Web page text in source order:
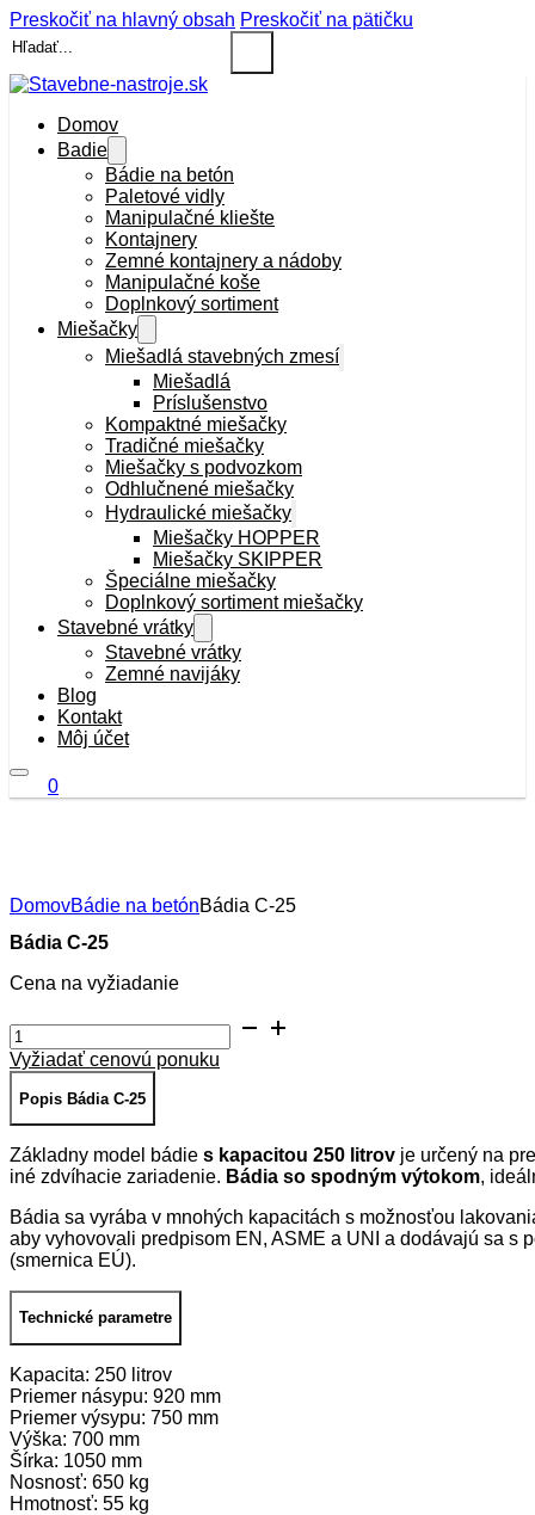
Preskočiť na hlavný obsah Preskočiť na pätičku
Hľadať
Domov
Badie
Bádie na betón
Paletové vidly
Manipulačné kliešte
Kontajnery
Zemné kontajnery a nádoby
Manipulačné koše
Doplnkový sortiment
Miešačky
Miešadlá stavebných zmesí
Miešadlá
Príslušenstvo
Kompaktné miešačky
Tradičné miešačky
Miešačky s podvozkom
Odhlučnené miešačky
Hydraulické miešačky
Miešačky HOPPER
Miešačky SKIPPER
Špeciálne miešačky
Doplnkový sortiment miešačky
Stavebné vrátky
Stavebné vrátky
Zemné navijáky
Blog
Kontakt
Môj účet
0
DomovBádie na betónBádia C-25
Bádia C-25
Cena na vyžiadanie
množstvo
Bádia
C-
Vyžiadať cenovú ponuku
Popis Bádia C-25
Základny model bádie s kapacitou 250 litrov je určený na
iné zdvíhacie zariadenie. Bádia so spodným výtokom,
Bádia sa vyrába v mnohých kapacitách s možnosťou
aby vyhovovali predpisom EN, ASME a UNI a dodávajú sa s
(smernica EÚ).
Technické parametre
Kapacita: 250 litrov
Priemer násypu: 920 mm
Priemer výsypu: 750 mm
Výška: 700 mm
Šírka: 1050 mm
Nosnosť: 650 kg
Hmotnosť: 55 kg